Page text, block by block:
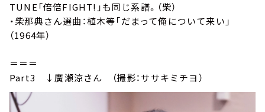
TUNE「倍倍FIGHT!」も同じ系譜。（柴）
・柴那典さん選曲：植木等「だまって俺について来い」
（1964年）
＝＝＝
Part3 ↓廣瀬涼さん （撮影：ササキミチヨ）